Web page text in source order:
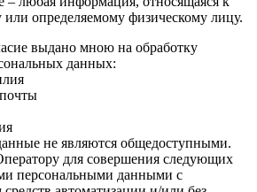
определяемому физическому лицу.
выдано мною на обработку
данных:
не являются общедоступными.
для совершения следующих
персональными данными с